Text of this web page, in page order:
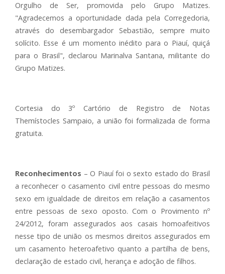
Orgulho de Ser, promovida pelo Grupo Matizes.
"Agradecemos a oportunidade dada pela Corregedoria,
através do desembargador Sebastião, sempre muito
solícito. Esse é um momento inédito para o Piauí, quiçá
para o Brasil", declarou Marinalva Santana, militante do
Grupo Matizes.
Cortesia do 3º Cartório de Registro de Notas
Themístocles Sampaio, a união foi formalizada de forma
gratuita.
Reconhecimentos – O Piauí foi o sexto estado do Brasil
a reconhecer o casamento civil entre pessoas do mesmo
sexo em igualdade de direitos em relação a casamentos
entre pessoas de sexo oposto. Com o Provimento nº
24/2012, foram assegurados aos casais homoafeitivos
nesse tipo de união os mesmos direitos assegurados em
um casamento heteroafetivo quanto a partilha de bens,
declaração de estado civil, herança e adoção de filhos.